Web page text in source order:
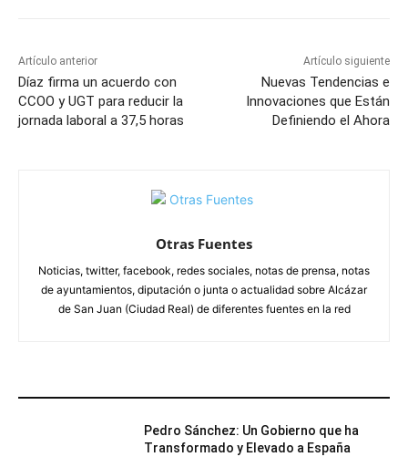
Artículo anterior
Díaz firma un acuerdo con
CCOO y UGT para reducir la
jornada laboral a 37,5 horas
Artículo siguiente
Nuevas Tendencias e
Innovaciones que Están
Definiendo el Ahora
Otras Fuentes
Noticias, twitter, facebook, redes sociales, notas de prensa, notas
de ayuntamientos, diputación o junta o actualidad sobre Alcázar
de San Juan (Ciudad Real) de diferentes fuentes en la red
Pedro Sánchez: Un Gobierno que ha
Transformado y Elevado a España